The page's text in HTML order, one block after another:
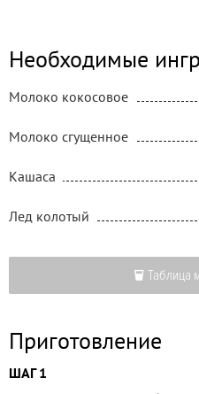
Необходимые
Молоко кокосовое
Молоко сгущенное
Кашаса
Лед колотый
Таблица
Приготовление
ШАГ 1